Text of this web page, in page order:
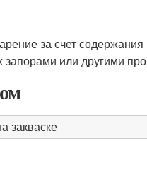
за счет содержания
или другими
закваске